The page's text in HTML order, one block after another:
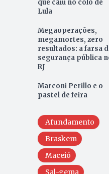
que caiu no colo de
Lula
Megaoperações,
megamortes, zero
resultados: a farsa
segurança pública
RJ
Marconi Perillo e o
pastel de feira
Afundamento
Braskem
Maceió
Sal-gema